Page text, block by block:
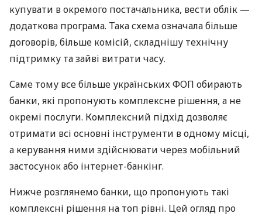
купувати в окремого постачальника, вести облік —
додаткова програма. Така схема означала більше
договорів, більше комісій, складнішу технічну
підтримку та зайві витрати часу.
Саме тому все більше українських ФОП обирають
банки, які пропонують комплексне рішення, а не
окремі послуги. Комплексний підхід дозволяє
отримати всі основні інструменти в одному місці,
а керування ними здійснювати через мобільний
застосунок або інтернет-банкінг.
Нижче розглянемо банки, що пропонують такі
комплексні рішення на топ рівні. Цей огляд про